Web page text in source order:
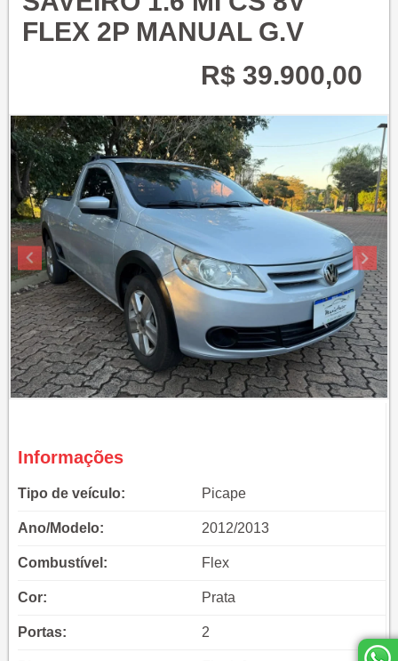
FLEX 2P MANUAL G.V
R$ 39.900,00
Informações
Tipo de veículo: Picape
Ano/Modelo: 2012/2013
Combustível: Flex
Cor: Prata
Portas: 2